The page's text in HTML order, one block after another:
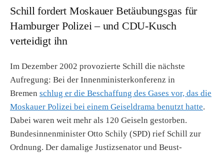
Schill fordert Moskauer Betäubungsgas für
Hamburger Polizei – und CDU-Kusch
verteidigt ihn
Im Dezember 2002 provozierte Schill die nächste
Aufregung: Bei der Innenministerkonferenz in
Bremen schlug er die Beschaffung des Gases vor, das die
Moskauer Polizei bei einem Geiseldrama benutzt hatte.
Dabei waren weit mehr als 120 Geiseln gestorben.
Bundesinnenminister Otto Schily (SPD) rief Schill zur
Ordnung. Der damalige Justizsenator und Beust-